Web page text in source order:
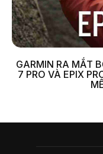
GARMIN RA MẮT
7 PRO VÀ EPIX